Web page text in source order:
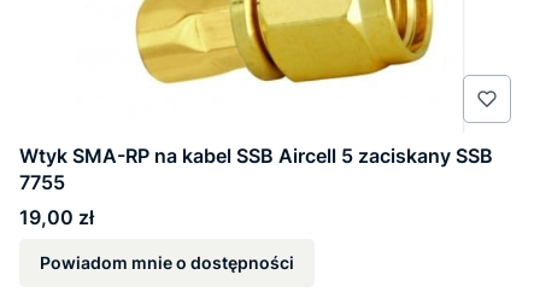
Wtyk SMA-RP na kabel SSB Aircell 5 zaciskany SSB
7755
Cena
19,00 zł
Powiadom mnie o dostępności